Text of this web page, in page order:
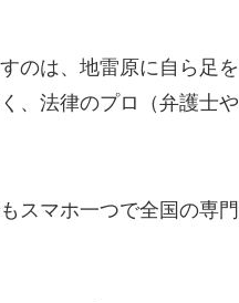
のは、地雷原に自ら足
、法律のプロ（弁護士
スマホ一つで全国の専